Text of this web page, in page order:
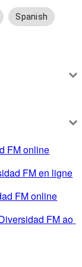
Spanish
FM online
FM en ligne
FM online
FM ao